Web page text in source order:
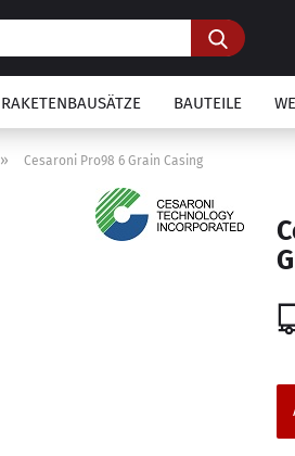
Suche...
RAKETENBAUSÄTZE BAUTEILE
» Cesaroni Pro98 6 Grain Casing